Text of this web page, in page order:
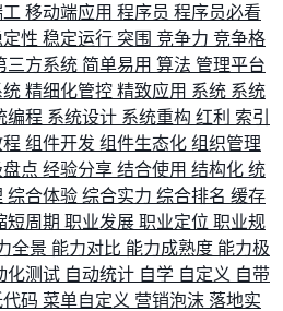
移动端应用 程序员 程序员必看
性 稳定运行 突围 竞争力 竞争格
三方系统 简单易用 算法 管理平台
统 精细化管控 精致应用 系统 系统
编程 系统设计 系统重构 红利 索引
组件开发 组件生态化 组织管理
点 经验分享 结合使用 结构化 统
综合体验 综合实力 综合排名 缓存
短周期 职业发展 职业定位 职业规
全景 能力对比 能力成熟度 能力极
化测试 自动统计 自学 自定义 自带
代码 菜单自定义 营销泡沫 落地实